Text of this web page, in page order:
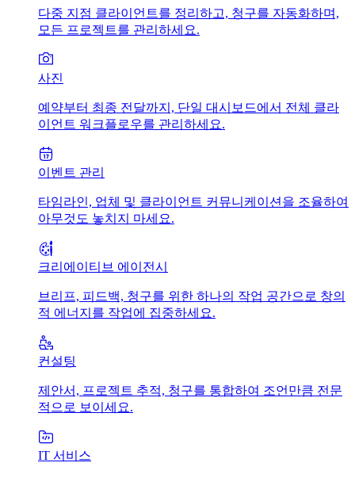
다중 지점 클라이언트를 정리하고, 청구를 자동화하며,
모든 프로젝트를 관리하세요.
사진
예약부터 최종 전달까지, 단일 대시보드에서 전체 클라
이언트 워크플로우를 관리하세요.
이벤트 관리
타임라인, 업체 및 클라이언트 커뮤니케이션을 조율하여
아무것도 놓치지 마세요.
크리에이티브 에이전시
브리프, 피드백, 청구를 위한 하나의 작업 공간으로 창의
적 에너지를 작업에 집중하세요.
컨설팅
제안서, 프로젝트 추적, 청구를 통합하여 조언만큼 전문
적으로 보이세요.
IT 서비스